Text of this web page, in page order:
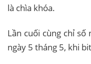
là chìa khóa.
Lần cuối cùng chỉ số
ngày 5 tháng 5, khi